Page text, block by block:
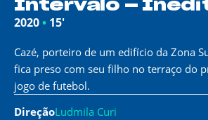
Intervalo –
2020• 15'
Cazé, porteiro de um edifício da Zona
fica preso com seu filho no terraço do
jogo de futebol.
DireçãoLudmila Curi